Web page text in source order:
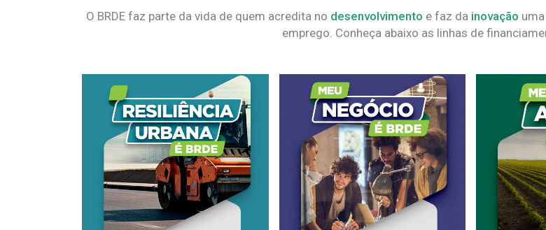
O BRDE faz parte da vida de quem acredita no desenvolvimento e faz da inovação
emprego. Conheça abaixo as linhas de